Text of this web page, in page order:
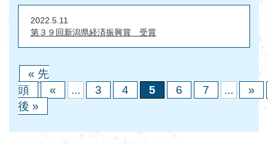
2022.5.11
第３９回新潟県経済振興賞 受賞
« 先
頭
« ... 3 4 5 6 7 ...
»
後 »